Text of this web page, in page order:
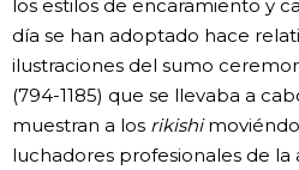
los estilos de encaramiento y
día se han adoptado hace
ilustraciones del sumo
(794-1185) que se llevaba a
muestran a los rikishi
luchadores profesionales de la